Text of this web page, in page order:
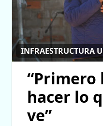
INFRAESTRUCTURA
“Primero
hacer lo
ve”